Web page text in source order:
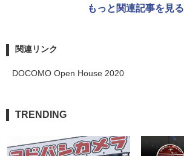
もっと関連記事を見る
関連リンク
DOCOMO Open House 2020
TRENDING